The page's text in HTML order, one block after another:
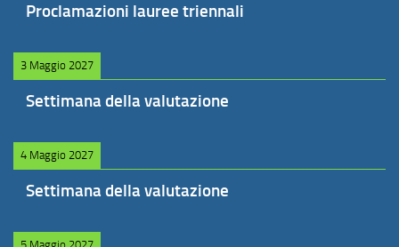
Proclamazioni lauree triennali
3 Maggio 2027
Settimana della valutazione
4 Maggio 2027
Settimana della valutazione